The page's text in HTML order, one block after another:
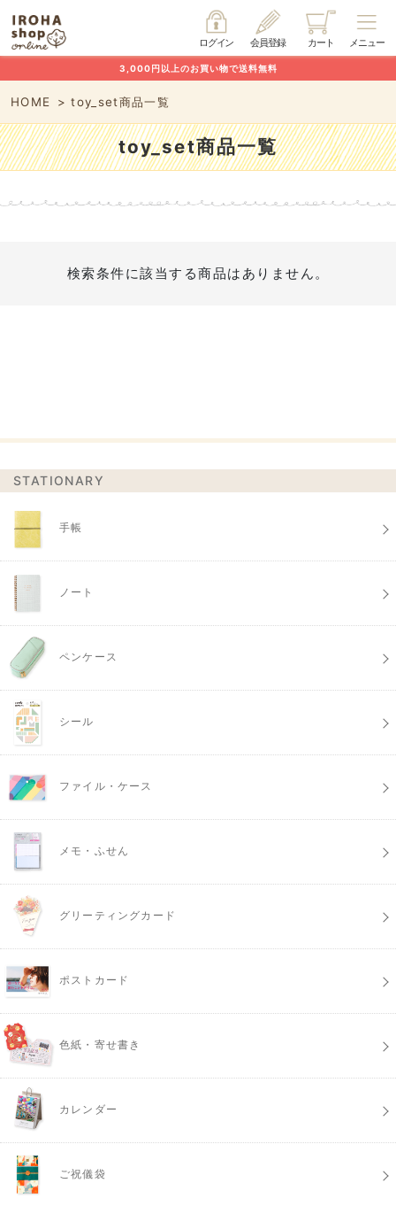
メニュー
カート
会員登録
ログイン
3,000円以上のお買い物で送料無料
HOME toy_set商品一覧
toy_set商品一覧
検索条件に該当する商品はありません。
STATIONARY
手帳
ノート
ペンケース
シール
ファイル・ケース
メモ・ふせん
グリーティングカード
ポストカード
色紙・寄せ書き
カレンダー
ご祝儀袋